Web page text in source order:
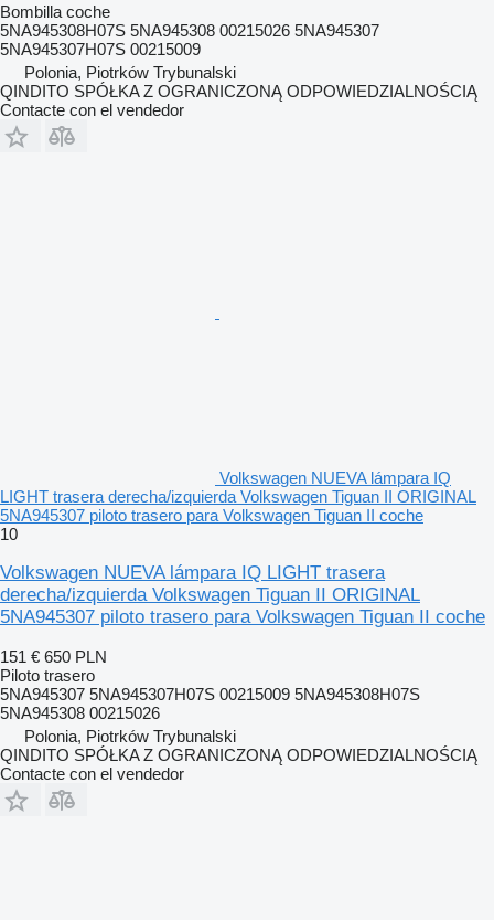
Bombilla coche
5NA945308H07S 5NA945308 00215026 5NA945307
5NA945307H07S 00215009
Polonia, Piotrków Trybunalski
QINDITO SPÓŁKA Z OGRANICZONĄ ODPOWIEDZIALNOŚCIĄ
Contacte con el vendedor
Volkswagen NUEVA lámpara IQ
LIGHT trasera derecha/izquierda Volkswagen Tiguan II ORIGINAL
5NA945307 piloto trasero para Volkswagen Tiguan II coche
10
Volkswagen NUEVA lámpara IQ LIGHT trasera
derecha/izquierda Volkswagen Tiguan II ORIGINAL
5NA945307 piloto trasero para Volkswagen Tiguan II coche
151 € 650 PLN
Piloto trasero
5NA945307 5NA945307H07S 00215009 5NA945308H07S
5NA945308 00215026
Polonia, Piotrków Trybunalski
QINDITO SPÓŁKA Z OGRANICZONĄ ODPOWIEDZIALNOŚCIĄ
Contacte con el vendedor